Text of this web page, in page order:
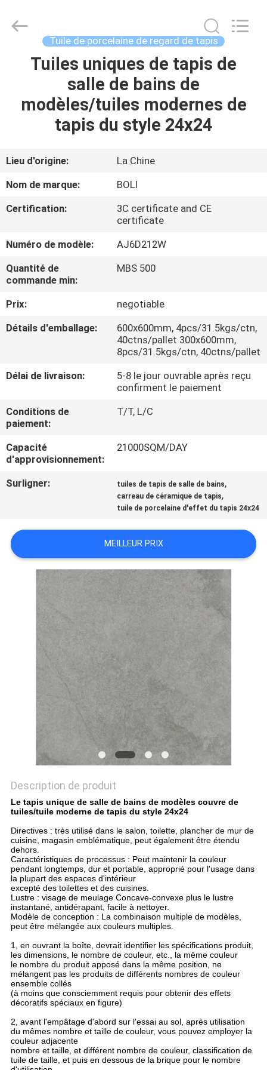
MAISON
VIDÉOS
À
PROPOS
DE
NOUS
DE
DE
QUALITÉ
NOUS
DEMANDEZ
UN DEVIS
PLAN
POLITIQUE
CONFIDENTIALITÉ
CERAMICS
Tuile de porcelaine de regard de tapis
Tuiles uniques de tapis de
salle de bains de
modèles/tuiles modernes de
tapis du style 24x24
Lieu d'origine:
La Chine
Nom de marque:
BOLI
Certification:
3C certificate and CE
certificate
Numéro de modèle:
AJ6D212W
Quantité de
commande min:
MBS 500
Prix:
negotiable
Détails d'emballage:
600x600mm, 4pcs/31.5kgs/ctn,
40ctns/pallet 300x600mm,
8pcs/31.5kgs/ctn, 40ctns/pallet
Délai de livraison:
5-8 le jour ouvrable après reçu
confirment le paiement
Conditions de
paiement:
T/T, L/C
Capacité
d'approvisionnement:
21000SQM/DAY
Surligner: tuiles de tapis de salle de bains,
carreau de céramique de tapis,
tuile de porcelaine d'effet du tapis 24x24
MEILLEUR PRIX
Description de produit
Le tapis unique de salle de bains de modèles couvre de
tuiles/tuile moderne de tapis du style 24x24
Directives : très utilisé dans le salon, toilette, plancher de mur de
cuisine, magasin emblématique, peut également être étendu
dehors.
Caractéristiques de processus : Peut maintenir la couleur
pendant longtemps, dur et portable, approprié pour l'usage dans
la plupart des espaces d'intérieur
excepté des toilettes et des cuisines.
Lustre : visage de meulage Concave-convexe plus le lustre
instantané, antidérapant, facile à nettoyer.
Modèle de conception : La combinaison multiple de modèles,
peut être mélangée aux couleurs multiples.
1, en ouvrant la boîte, devrait identifier les spécifications produit,
les dimensions, le nombre de couleur, etc., la même couleur
le nombre du produit apposé dans la même position, ne
mélangent pas les produits de différents nombres de couleur
ensemble collés
(à moins que consciemment requis pour obtenir des effets
décoratifs spéciaux en figure)
2, avant l'empâtage d'abord sur l'essai au sol, après utilisation
du mêmes nombre et taille de couleur, vous pouvez employer la
couleur adjacente
nombre et taille, et différent nombre de couleur, classification de
tuile de taille, et puis en dessous de la brique pour le nombre